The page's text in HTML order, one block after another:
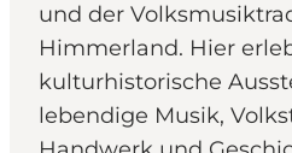
und der
Himmerland. Hier
kulturhistorische
lebendige Musik,